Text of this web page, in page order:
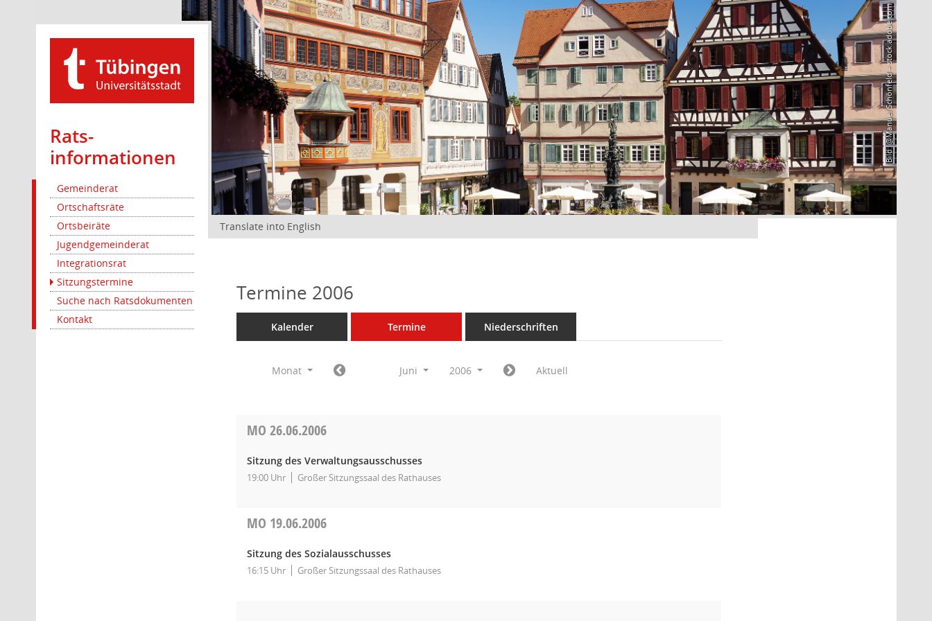
Rats­
informationen
Gemeinderat
Ortschaftsräte
Ortsbeiräte
Jugendgemeinderat
Integrationsrat
Sitzungstermine
Suche nach Ratsdokumenten
Kontakt
Bild: @Manuel Schönfeld – stock.adobe.com
Translate into English
Termine 2006
Kalender Termine Niederschriften
Monat Juni 2006 Aktuell
MO26.06.2006
Sitzung des Verwaltungsausschusses
19:00 Uhr Großer Sitzungssaal des Rathauses
MO 19.06.2006
Sitzung des Sozialausschusses
16:15 Uhr Großer Sitzungssaal des Rathauses